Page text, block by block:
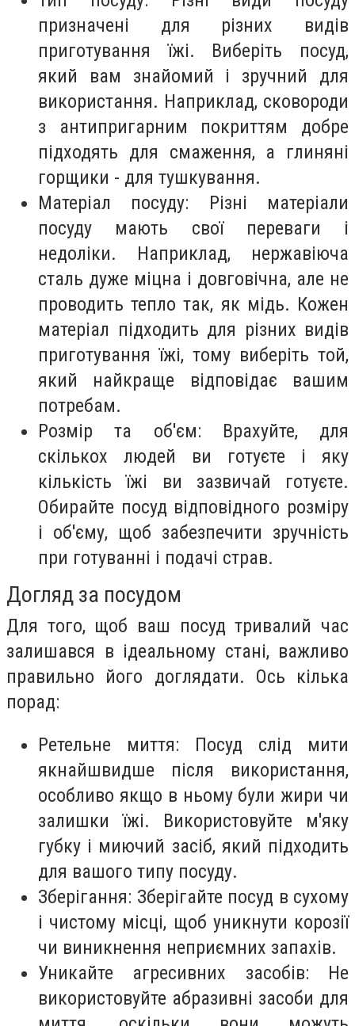
призначені для різних видів
приготування їжі. Виберіть посуд,
який вам знайомий і зручний для
використання. Наприклад, сковороди
з антипригарним покриттям добре
підходять для смаження, а глиняні
горщики - для тушкування.
Матеріал посуду: Різні матеріали
посуду мають свої переваги і
недоліки. Наприклад, нержавіюча
сталь дуже міцна і довговічна, але не
проводить тепло так, як мідь. Кожен
матеріал підходить для різних видів
приготування їжі, тому виберіть той,
який найкраще відповідає вашим
потребам.
Розмір та об'єм: Врахуйте, для
скількох людей ви готуєте і яку
кількість їжі ви зазвичай готуєте.
Обирайте посуд відповідного розміру
і об'єму, щоб забезпечити зручність
при готуванні і подачі страв.
Догляд за посудом
Для того, щоб ваш посуд тривалий час
залишався в ідеальному стані, важливо
правильно його доглядати. Ось кілька
порад:
Ретельне миття: Посуд слід мити
якнайшвидше після використання,
особливо якщо в ньому були жири чи
залишки їжі. Використовуйте м'яку
губку і миючий засіб, який підходить
для вашого типу посуду.
Зберігання: Зберігайте посуд в сухому
і чистому місці, щоб уникнути корозії
чи виникнення неприємних запахів.
Уникайте агресивних засобів: Не
використовуйте абразивні засоби для